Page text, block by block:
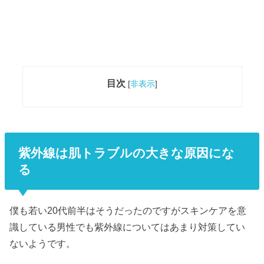
目次 [非表示]
紫外線は肌トラブルの大きな原因にな
る
僕も若い20代前半はそうだったのですがスキンケアを意
識している男性でも紫外線についてはあまり対策してい
ないようです。